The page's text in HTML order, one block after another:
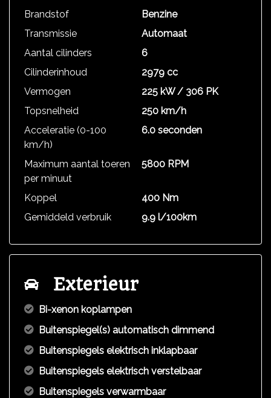
Brandstof
Benzine
Transmissie
Automaat
Aantal cilinders
6
Cilinderinhoud
2979 cc
Vermogen
225 kW / 306 PK
Topsnelheid
250 km/h
Acceleratie (0-100
km/h)
6.0 seconden
Maximum aantal toeren
per minuut
5800 RPM
Koppel
400 Nm
Gemiddeld verbruik
9.9 l/100km
Exterieur
Bi-xenon koplampen
Buitenspiegel(s) automatisch dimmend
Buitenspiegels elektrisch inklapbaar
Buitenspiegels elektrisch verstelbaar
Buitenspiegels verwarmbaar